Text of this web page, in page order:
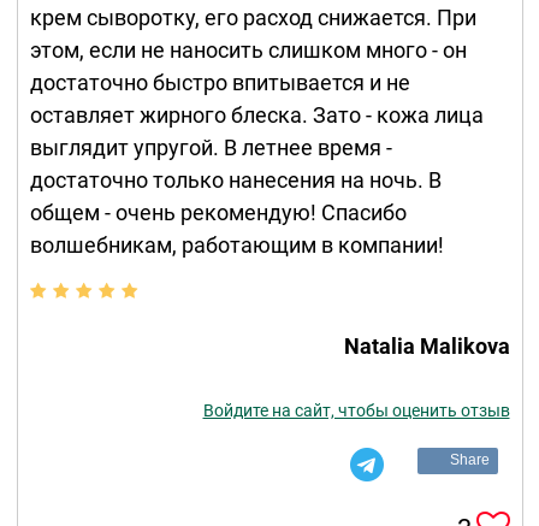
крем сыворотку, его расход снижается. При
этом, если не наносить слишком много - он
достаточно быстро впитывается и не
оставляет жирного блеска. Зато - кожа лица
выглядит упругой. В летнее время -
достаточно только нанесения на ночь. В
общем - очень рекомендую! Спасибо
волшебникам, работающим в компании!
Natalia Malikova
Войдите на сайт, чтобы оценить отзыв
Share